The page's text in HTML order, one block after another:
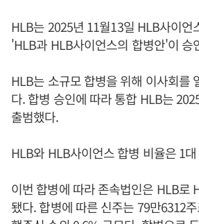
HLB는 2025년 11월13일 HLB사이언
'HLB과 HLB사이언스의 합병안'이 승
HLB는 소규모 합병을 위해 이사회를
다. 합병 승인에 따라 통합 HLB는
출범했다.
HLB와 HLB사이언스 합병 비율은 1
이번 합병에 따라 존속법인은 HLB로
됐다. 합병에 따른 신주는 79만6312